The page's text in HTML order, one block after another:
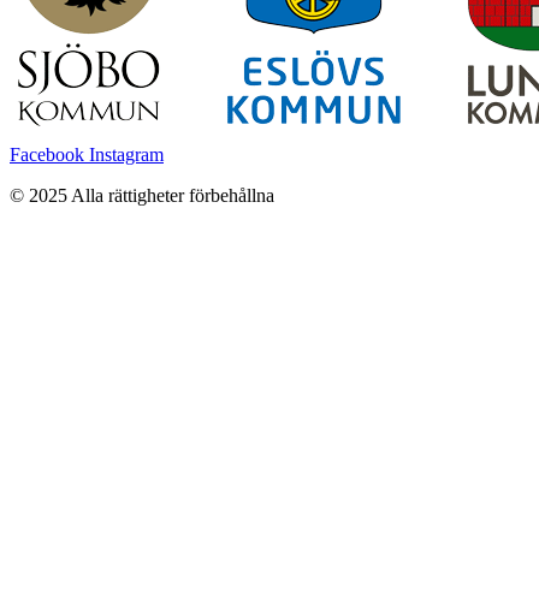
Facebook Instagram
© 2025 Alla rättigheter förbehållna